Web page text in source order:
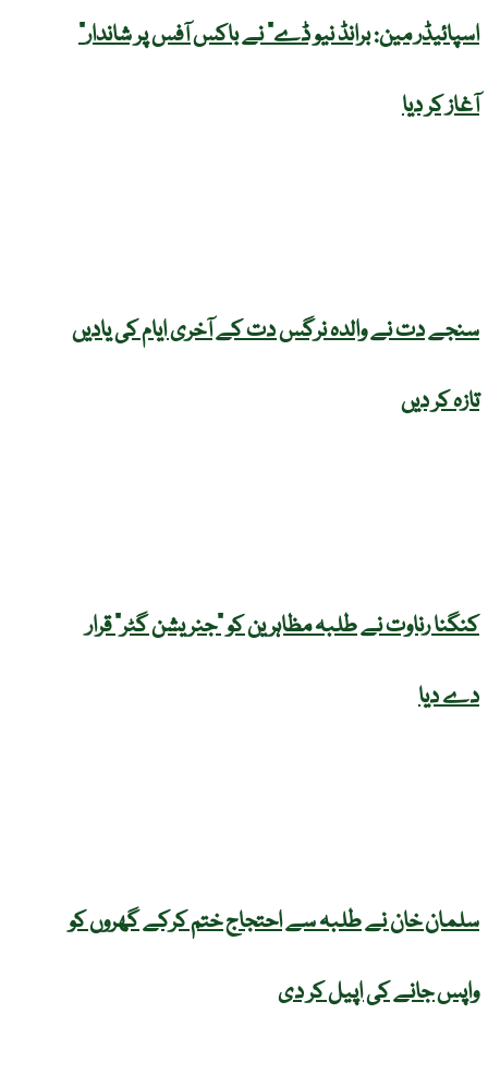
“اسپائیڈر مین: برانڈ نیو ڈے” نے باکس آفس پر شاندار
آغاز کر دیا
سنجے دت نے والدہ نرگس دت کے آخری ایام کی یادیں
تازہ کر دیں
کنگنا رناوت نے طلبہ مظاہرین کو “جنریشن گٹر” قرار
دے دیا
سلمان خان نے طلبہ سے احتجاج ختم کرکے گھروں کو
واپس جانے کی اپیل کر دی